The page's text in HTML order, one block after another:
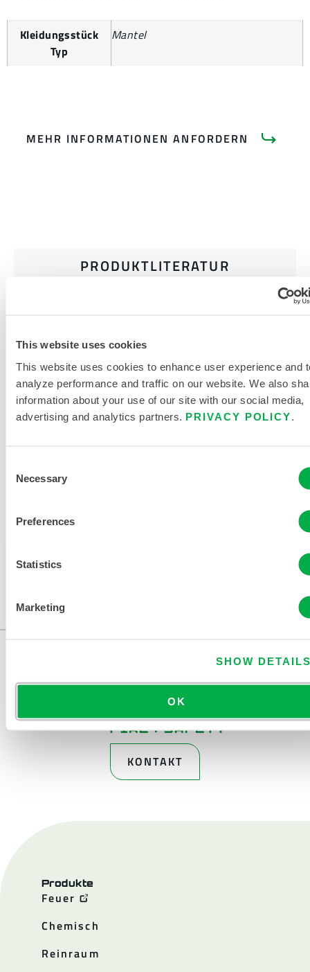
This website uses cookies
This website uses cookies to enhance user experience and
analyze performance and traffic on our website. We also
information about your use of our site with our social media,
advertising and analytics partners. PRIVACY POLICY
Selection
Necessary
Preferences
Statistics
Marketing
SHOW
OK
Kleidungsstück
Typ
Mantel
MEHR INFORMATIONEN ANFORDERN
PRODUKTLITERATUR
VERWANDTE DOKUMENTE
ZUBEHÖR EINKAUFSFÜHRER
GRÖSSENTABELLE FÜR H
ITZESCHUTZKLEIDUNG
AFRIKA, NAHER OSTEN.
Dieses Produkt wird normalerweise nicht in Ihrer
KONTAKT
Produkte
Feuer
Chemisch
Reinraum